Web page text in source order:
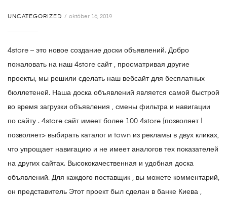
UNCATEGORIZED október 16, 2019
4store – это новое создание доски объявлений. Добро
пожаловать на наш 4store сайт , просматривая другие
проекты, мы решили сделать наш вебсайт для бесплатных
бюллетеней. Наша доска объявлений является самой быстрой
во время загрузки объявления , смены фильтра и навигации
по сайту . 4store сайт имеет более 100 4store {позволяет |
позволяет> выбирать каталог и town из рекламы в двух кликах,
что упрощает навигацию и не имеет аналогов тех показателей
на других сайтах. Высококачественная и удобная доска
объявлений. Для каждого поставщик , вы можете комментарий,
он представитель Этот проект был сделан в банке Киева ,